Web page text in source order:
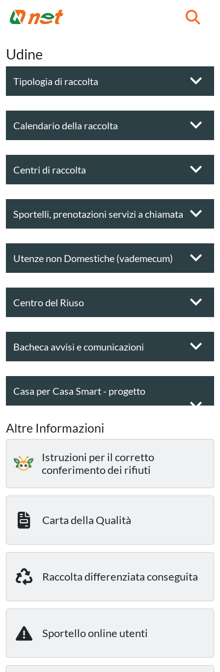
Udine
Tipologia di raccolta
Calendario della raccolta
Centri di raccolta
Sportelli, prenotazioni servizi a chiamata
Utenze non Domestiche (vademecum)
Centro del Riuso
Bacheca avvisi e comunicazioni
Casa per Casa Smart - progetto
Altre Informazioni
Istruzioni per il corretto
conferimento dei rifiuti
Carta della Qualità
Raccolta differenziata conseguita
Sportello online utenti